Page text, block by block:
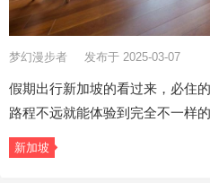
梦幻漫步者 发布于 2025-03-07
假期出行新加坡的看过来，必住
路程不远就能体验到完全不一样
新加坡